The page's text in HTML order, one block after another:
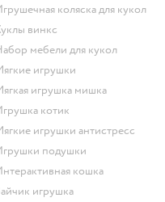
Игрушечная коляска для кукол
Куклы винкс
Набор мебели для кукол
Мягкие игрушки
Мягкая игрушка мишка
Игрушка котик
Мягкие игрушки антистресс
Игрушки подушки
Интерактивная кошка
Зайчик игрушка